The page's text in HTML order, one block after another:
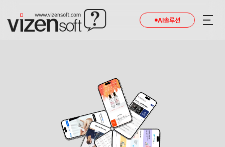
AI솔루션